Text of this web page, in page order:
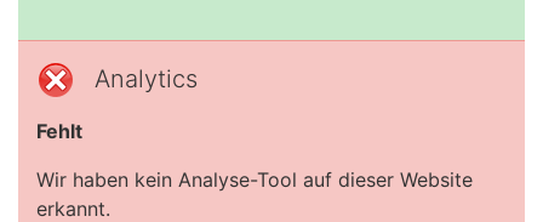
Analytics
Fehlt
Wir haben kein Analyse-Tool auf dieser Website
erkannt.